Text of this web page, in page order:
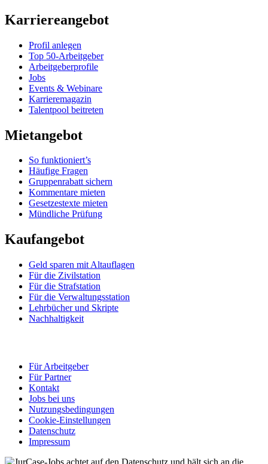
Karriereangebot
Profil anlegen
Top 50-Arbeitgeber
Arbeitgeberprofile
Jobs
Events & Webinare
Karrieremagazin
Talentpool beitreten
Mietangebot
So funktioniert’s
Häufige Fragen
Gruppenrabatt sichern
Kommentare mieten
Gesetzestexte mieten
Mündliche Prüfung
Kaufangebot
Geld sparen mit Altauflagen
Für die Zivilstation
Für die Strafstation
Für die Verwaltungsstation
Lehrbücher und Skripte
Nachhaltigkeit
Für Arbeitgeber
Für Partner
Kontakt
Jobs bei uns
Nutzungsbedingungen
Cookie-Einstellungen
Datenschutz
Impressum